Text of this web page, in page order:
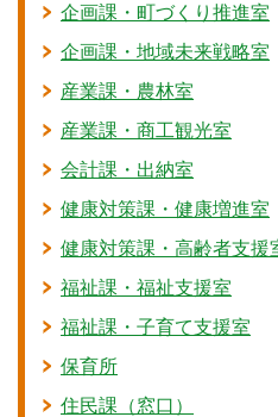
企画課・町づくり推進室
企画課・地域未来戦略室
産業課・農林室
産業課・商工観光室
会計課・出納室
健康対策課・健康増進室
健康対策課・高齢者支援
福祉課・福祉支援室
福祉課・子育て支援室
保育所
住民課（窓口）